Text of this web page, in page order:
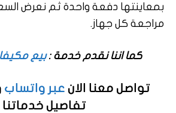
بمعاينتها دفعة واحدة ثم نعرض
مراجعة كل جهاز.
كما اننا نقدم خدمة :بيع
تواصل معنا الان عبر واتساب
تفاصيل خدماتنا